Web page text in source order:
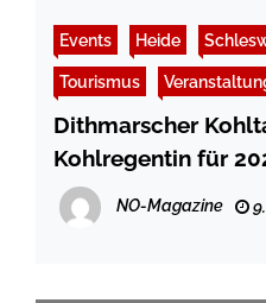
Events Heide
Tourismus
Dithmarscher
Kohlregentin für
gesucht:
September 2021
NO-Magazine